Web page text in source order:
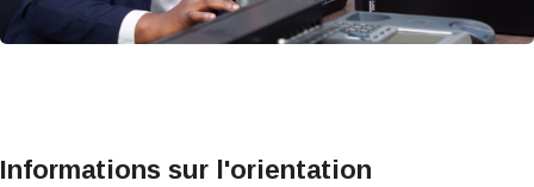
Informations sur l'orientation